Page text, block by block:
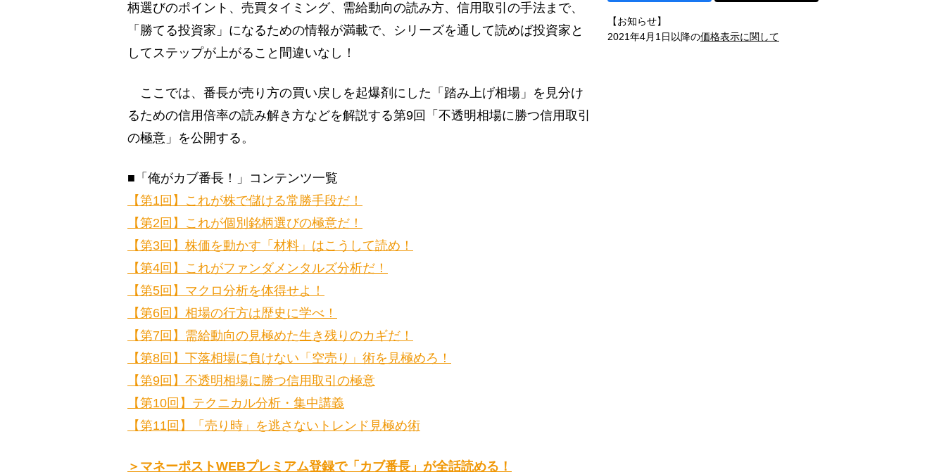
柄選びのポイント、売買タイミング、需給動向の読み方、信用取引の手法まで、
「勝てる投資家」になるための情報が満載で、シリーズを通して読めば投資家と
してステップが上がること間違いなし！
ここでは、番長が売り方の買い戻しを起爆剤にした「踏み上げ相場」を見分け
るための信用倍率の読み解き方などを解説する第9回「不透明相場に勝つ信用取引
の極意」を公開する。
■「俺がカブ番長！」コンテンツ一覧
【第1回】これが株で儲ける常勝手段だ！
【第2回】これが個別銘柄選びの極意だ！
【第3回】株価を動かす「材料」はこうして読め！
【第4回】これがファンダメンタルズ分析だ！
【第5回】マクロ分析を体得せよ！
【第6回】相場の行方は歴史に学べ！
【第7回】需給動向の見極めた生き残りのカギだ！
【第8回】下落相場に負けない「空売り」術を見極めろ！
【第9回】不透明相場に勝つ信用取引の極意
【第10回】テクニカル分析・集中講義
【第11回】「売り時」を逃さないトレンド見極め術
＞マネーポストWEBプレミアム登録で「カブ番長」が全話読める！
【お知らせ】
2021年4月1日以降の価格表示に関して